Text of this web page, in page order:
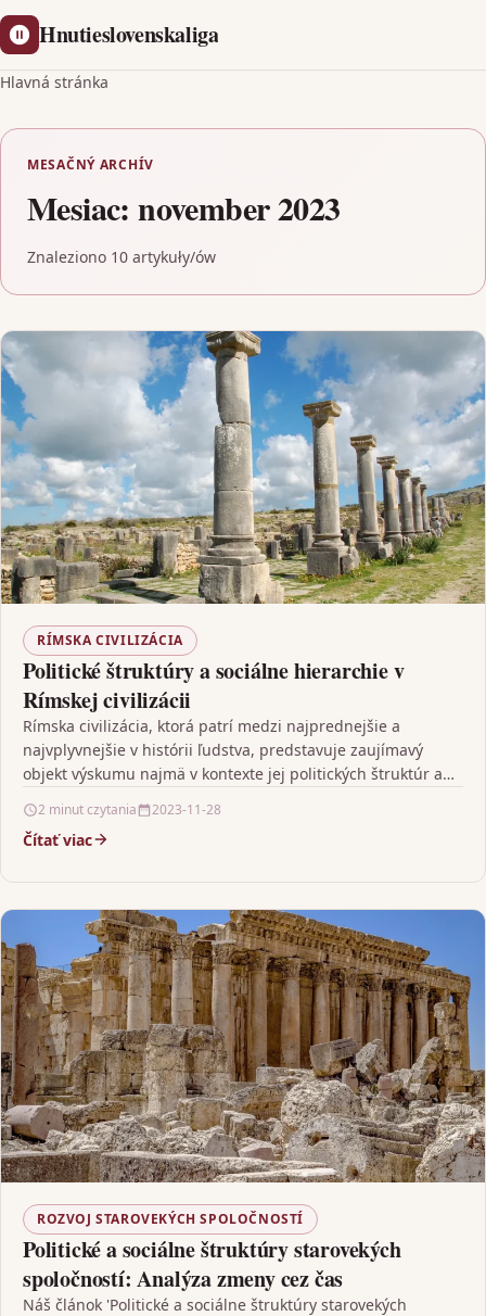
Hnutieslovenskaliga
Hlavná stránka
MESAČNÝ ARCHÍV
Mesiac:november 2023
Znaleziono 10 artykuły/ów
RÍMSKA CIVILIZÁCIA
Politické štruktúry a sociálne hierarchie v
Rímskej civilizácii
Rímska civilizácia, ktorá patrí medzi najprednejšie a
najvplyvnejšie v histórii ľudstva, predstavuje zaujímavý
objekt výskumu najmä v kontexte jej politických štruktúr a
2 minut czytania 2023-11-28
Čítať viac
ROZVOJ STAROVEKÝCH SPOLOČNOSTÍ
Politické a sociálne štruktúry starovekých
spoločností: Analýza zmeny cez čas
Náš článok 'Politické a sociálne štruktúry starovekých